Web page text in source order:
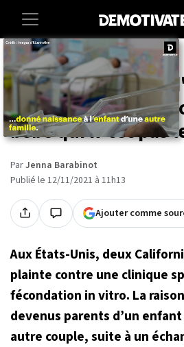
Accueil Societe
Après un échange
une Américaine
bébé qui n'est pas
ParJenna Barabinot
Publié le 12/11/2021 à 11h13
Ajouter comme
Aux États-Unis, deux
plainte contre une clinique
fécondation in vitro. La
devenus parents d’un
autre couple, suite à un